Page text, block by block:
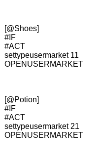
[@Shoes]
#IF
#ACT
settypeusermarket 11
OPENUSERMARKET
[@Potion]
#IF
#ACT
settypeusermarket 21
OPENUSERMARKET